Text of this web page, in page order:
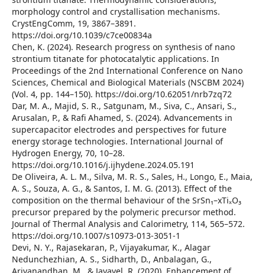
morphology control and crystallisation mechanisms.
CrystEngComm, 19, 3867–3891.
https://doi.org/10.1039/c7ce00834a
Chen, K. (2024). Research progress on synthesis of nano
strontium titanate for photocatalytic applications. In
Proceedings of the 2nd International Conference on Nano
Sciences, Chemical and Biological Materials (NSCBM 2024)
(Vol. 4, pp. 144–150). https://doi.org/10.62051/nrb7zq72
Dar, M. A., Majid, S. R., Satgunam, M., Siva, C., Ansari, S.,
Arusalan, P., & Rafi Ahamed, S. (2024). Advancements in
supercapacitor electrodes and perspectives for future
energy storage technologies. International Journal of
Hydrogen Energy, 70, 10–28.
https://doi.org/10.1016/j.ijhydene.2024.05.191
De Oliveira, A. L. M., Silva, M. R. S., Sales, H., Longo, E., Maia,
A. S., Souza, A. G., & Santos, I. M. G. (2013). Effect of the
composition on the thermal behaviour of the SrSn₁–xTiₓO₃
precursor prepared by the polymeric precursor method.
Journal of Thermal Analysis and Calorimetry, 114, 565–572.
https://doi.org/10.1007/s10973-013-3051-1
Devi, N. Y., Rajasekaran, P., Vijayakumar, K., Alagar
Nedunchezhian, A. S., Sidharth, D., Anbalagan, G.,